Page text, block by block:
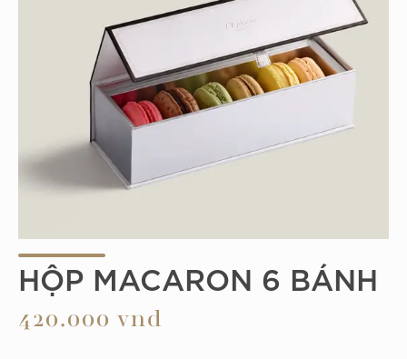
HỘP MACARON 6 BÁNH
420.000 vnd